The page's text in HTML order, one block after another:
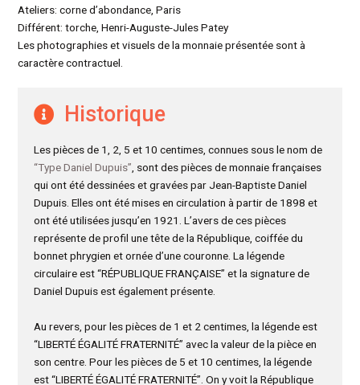
Ateliers: corne d’abondance, Paris
Différent: torche, Henri-Auguste-Jules Patey
Les photographies et visuels de la monnaie présentée sont à
caractère contractuel.
Historique
Les pièces de 1, 2, 5 et 10 centimes, connues sous le nom de
“Type Daniel Dupuis” , sont des pièces de monnaie françaises
qui ont été dessinées et gravées par Jean-Baptiste Daniel
Dupuis. Elles ont été mises en circulation à partir de 1898 et
ont été utilisées jusqu’en 1921. L’avers de ces pièces
représente de profil une tête de la République, coiffée du
bonnet phrygien et ornée d’une couronne. La légende
circulaire est “RÉPUBLIQUE FRANÇAISE” et la signature de
Daniel Dupuis est également présente.
Au revers, pour les pièces de 1 et 2 centimes, la légende est
“LIBERTÉ ÉGALITÉ FRATERNITÉ” avec la valeur de la pièce en
son centre. Pour les pièces de 5 et 10 centimes, la légende
est “LIBERTÉ ÉGALITÉ FRATERNITÉ”. On y voit la République